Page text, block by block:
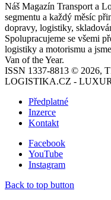
Náš Magazín Transport a
segmentu a každý měsíc
dopravy, logistiky,
Spolupracujeme se všemi
logistiky a motorismu a
Van of the Year.
ISSN 1337-8813 © 2026,
LOGISTIKA.CZ -
Předplatné
Inzerce
Kontakt
Facebook
YouTube
Instagram
Back to top button